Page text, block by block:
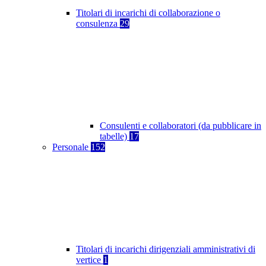
Titolari di incarichi di collaborazione o
consulenza 29
Consulenti e collaboratori (da pubblicare in
tabelle) 17
Personale 152
Titolari di incarichi dirigenziali amministrativi di
vertice 1